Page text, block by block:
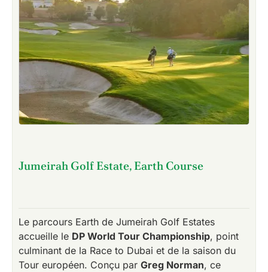
Jumeirah Golf Estate, Earth Course
Le parcours Earth de Jumeirah Golf Estates
accueille le DP World Tour Championship, point
culminant de la Race to Dubai et de la saison du
Tour européen. Conçu par Greg Norman, ce